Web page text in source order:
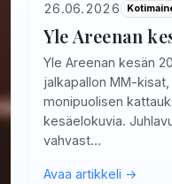
26.06.2026
Yle Areenan
Yle Areenan kesän
jalkapallon MM-
monipuolisen
kesäelokuvia.
vahvast…
Avaa artikkeli →